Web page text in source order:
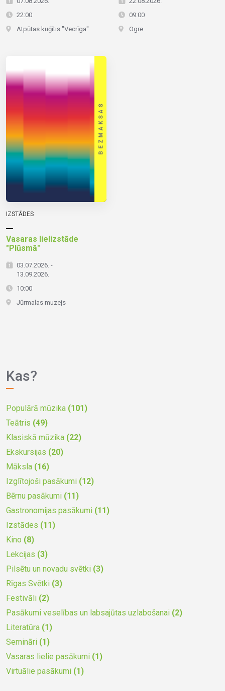
22:00
Atpūtas kuģītis "Vecrīga"
09:00
Ogre
IZSTĀDES
Vasaras lielizstāde
"Plūsmā"
03.07.2026. -
13.09.2026.
10:00
Jūrmalas muzejs
Kas?
Populārā mūzika (101)
Teātris (49)
Klasiskā mūzika (22)
Ekskursijas (20)
Māksla (16)
Izglītojoši pasākumi (12)
Bērnu pasākumi (11)
Gastronomijas pasākumi (11)
Izstādes (11)
Kino (8)
Lekcijas (3)
Pilsētu un novadu svētki (3)
Rīgas Svētki (3)
Festivāli (2)
Pasākumi veselības un labsajūtas uzlabošanai (2)
Literatūra (1)
Semināri (1)
Vasaras lielie pasākumi (1)
Virtuālie pasākumi (1)